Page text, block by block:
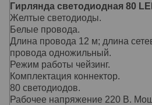
Гирлянда светодиодная 80
Желтые светодиоды.
Белые провода.
Длина провода 12 м; длина
провода одножильный.
Режим работы чейзинг.
Комплектация коннектор.
80 светодиодов.
Рабочее напряжение 220 В.